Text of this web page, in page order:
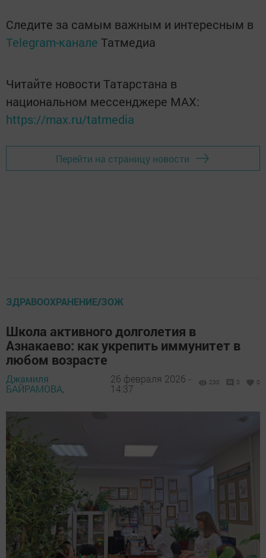
Следите за самым важным и интересным в
Telegram-канале Татмедиа
Читайте новости Татарстана в
национальном мессенджере MАХ:
https://max.ru/tatmedia
Перейти на страницу новости
ЗДРАВООХРАНЕНИЕ/ЗОЖ
Школа активного долголетия в
Азнакаево: как укрепить иммунитет в
любом возрасте
Джамиля
БАЙРАМОВА,
26 февраля 2026 -
14:37
230 0 0